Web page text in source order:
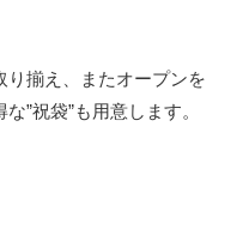
り揃え、またオープンを
”祝袋”も用意します。